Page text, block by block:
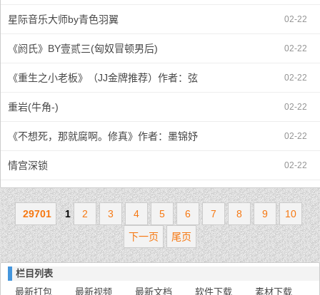
星际音乐大师by青色羽翼 02-22
《阏氏》BY壹贰三(匈奴冒顿男后) 02-22
《重生之小老板》（JJ金牌推荐）作者：弦 02-22
重岩(牛角-) 02-22
《不想死，那就腐啊。修真》作者：墨锦妤 02-22
情宫深锁 02-22
29701 1 2 3 4 5 6 7 8 9
10
下一页
尾页
栏目列表
最新打包
最新视频 最新文档 软件下载 素材下载